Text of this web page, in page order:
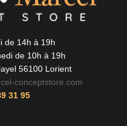
de 14h à 19h
de 10h à 19h
56100 Lorient
conceptstore.com
31 95